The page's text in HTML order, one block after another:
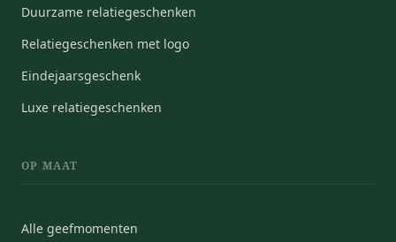
Duurzame relatiegeschenken
Relatiegeschenken met logo
Eindejaarsgeschenk
Luxe relatiegeschenken
OP MAAT
Alle geefmomenten